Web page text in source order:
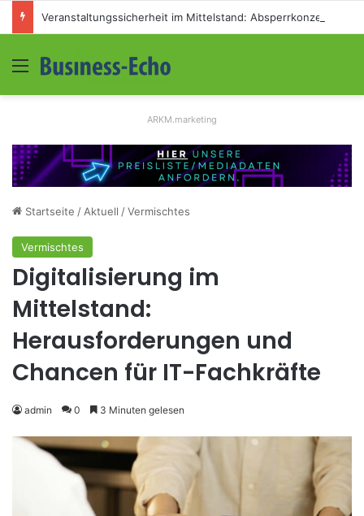
Menü
ARKM.marketing
Startseite / Aktuell /Vermischtes
Vermischtes
Digitalisierung im
Mittelstand:
Herausforderungen und
Chancen für IT-Fachkräfte
admin 0 3 Minuten gelesen